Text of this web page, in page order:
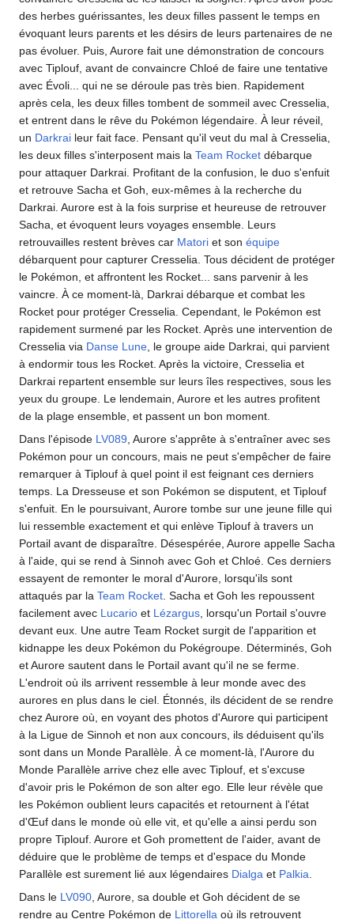
des herbes guérissantes, les deux filles passent le temps en
évoquant leurs parents et les désirs de leurs partenaires de ne
pas évoluer. Puis, Aurore fait une démonstration de concours
avec Tiplouf, avant de convaincre Chloé de faire une tentative
avec Évoli... qui ne se déroule pas très bien. Rapidement
après cela, les deux filles tombent de sommeil avec Cresselia,
et entrent dans le rêve du Pokémon légendaire. À leur réveil,
un Darkrai leur fait face. Pensant qu'il veut du mal à Cresselia,
les deux filles s'interposent mais la Team Rocket débarque
pour attaquer Darkrai. Profitant de la confusion, le duo s'enfuit
et retrouve Sacha et Goh, eux-mêmes à la recherche du
Darkrai. Aurore est à la fois surprise et heureuse de retrouver
Sacha, et évoquent leurs voyages ensemble. Leurs
retrouvailles restent brèves car Matori et son équipe
débarquent pour capturer Cresselia. Tous décident de protéger
le Pokémon, et affrontent les Rocket... sans parvenir à les
vaincre. À ce moment-là, Darkrai débarque et combat les
Rocket pour protéger Cresselia. Cependant, le Pokémon est
rapidement surmené par les Rocket. Après une intervention de
Cresselia via Danse Lune , le groupe aide Darkrai, qui parvient
à endormir tous les Rocket. Après la victoire, Cresselia et
Darkrai repartent ensemble sur leurs îles respectives, sous les
yeux du groupe. Le lendemain, Aurore et les autres profitent
de la plage ensemble, et passent un bon moment.
Dans l'épisode LV089 , Aurore s'apprête à s'entraîner avec ses
Pokémon pour un concours, mais ne peut s'empêcher de faire
remarquer à Tiplouf à quel point il est feignant ces derniers
temps. La Dresseuse et son Pokémon se disputent, et Tiplouf
s'enfuit. En le poursuivant, Aurore tombe sur une jeune fille qui
lui ressemble exactement et qui enlève Tiplouf à travers un
Portail avant de disparaître. Désespérée, Aurore appelle Sacha
à l'aide, qui se rend à Sinnoh avec Goh et Chloé. Ces derniers
essayent de remonter le moral d'Aurore, lorsqu'ils sont
attaqués par la Team Rocket . Sacha et Goh les repoussent
facilement avec Lucario et Lézargus , lorsqu'un Portail s'ouvre
devant eux. Une autre Team Rocket surgit de l'apparition et
kidnappe les deux Pokémon du Pokégroupe. Déterminés, Goh
et Aurore sautent dans le Portail avant qu'il ne se ferme.
L'endroit où ils arrivent ressemble à leur monde avec des
aurores en plus dans le ciel. Étonnés, ils décident de se rendre
chez Aurore où, en voyant des photos d'Aurore qui participent
à la Ligue de Sinnoh et non aux concours, ils déduisent qu'ils
sont dans un Monde Parallèle. À ce moment-là, l'Aurore du
Monde Parallèle arrive chez elle avec Tiplouf, et s'excuse
d'avoir pris le Pokémon de son alter ego. Elle leur révèle que
les Pokémon oublient leurs capacités et retournent à l'état
d'Œuf dans le monde où elle vit, et qu'elle a ainsi perdu son
propre Tiplouf. Aurore et Goh promettent de l'aider, avant de
déduire que le problème de temps et d'espace du Monde
Parallèle est surement lié aux légendaires Dialga et Palkia
Dans le LV090 , Aurore, sa double et Goh décident de se
rendre au Centre Pokémon de Littorella où ils retrouvent